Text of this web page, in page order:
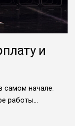
и
начале.
работы…